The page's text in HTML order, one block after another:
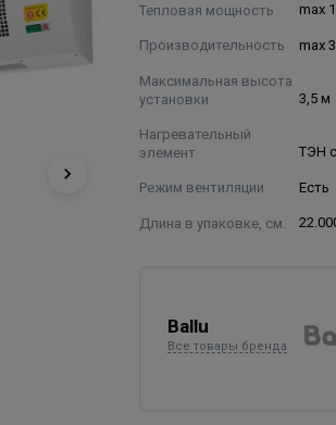
Тепловая мощность max
Производительность max
Максимальная высота
установки
3,5 м
Нагревательный
элемент
ТЭН
Режим вентиляции Есть
Длина в упаковке, см.
Ballu
Все товары бренда